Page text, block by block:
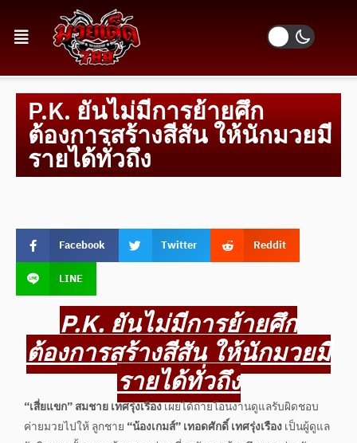
P.K. ยันไม่มีการย้ายศึก
ต้องการสร้างสีสัน ให้นักมวยมี
รายได้ทั่วถึง
Facebook Twitter
Reddit
LINE
P.K. ยันไม่มีการย้ายศึก
ต้องการสร้างสีสัน ให้นักมวยมี
รายได้ทั่วถึง
“เสี่ยแขก” สมชาย เทศรุ่งเรืองเผยได้ถ่ายโอนงานดูแลรับผิดชอบ
ค่ายมวยไปให้ ลูกชาย “น้องเกมส์” เทอดศักดิ์ เทศรุ่งเรืองเป็นผู้ดูแล